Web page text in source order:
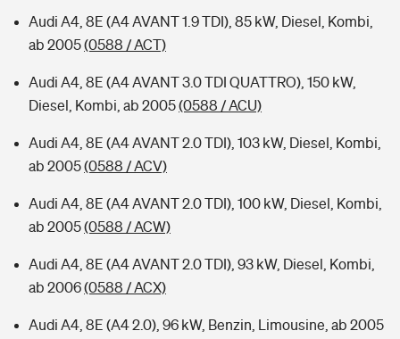
Audi A4, 8E (A4 AVANT 1.9 TDI), 85 kW, Diesel, Kombi,
ab 2005(0588 / ACT)
Audi A4, 8E (A4 AVANT 3.0 TDI QUATTRO), 150 kW,
Diesel, Kombi, ab 2005(0588 / ACU)
Audi A4, 8E (A4 AVANT 2.0 TDI), 103 kW, Diesel, Kombi,
ab 2005(0588 / ACV)
Audi A4, 8E (A4 AVANT 2.0 TDI), 100 kW, Diesel, Kombi,
ab 2005(0588 / ACW)
Audi A4, 8E (A4 AVANT 2.0 TDI), 93 kW, Diesel, Kombi,
ab 2006(0588 / ACX)
Audi A4, 8E (A4 2.0), 96 kW, Benzin, Limousine, ab 2005